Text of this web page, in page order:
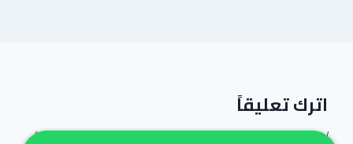
اترك تعليقاً
لن يتم نشر عنوان بريدك الإلكتروني. *